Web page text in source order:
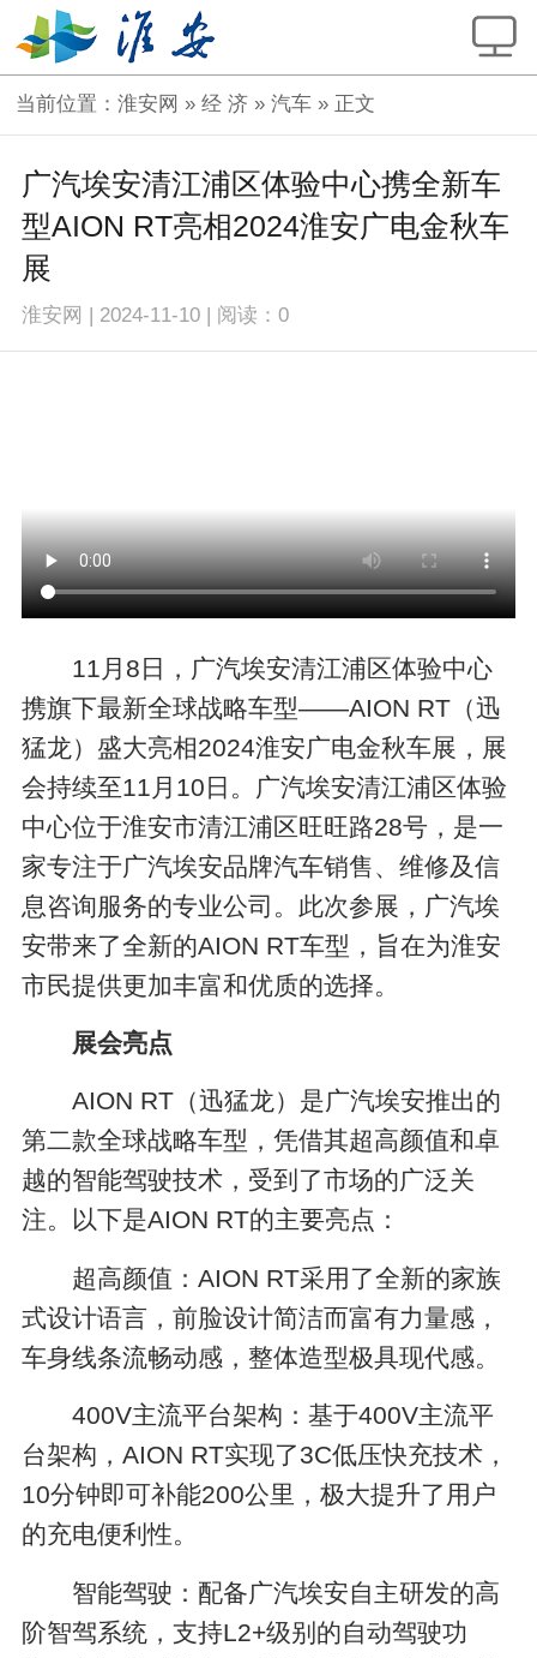
当前位置：淮安网 »经 济 »汽车 » 正文
广汽埃安清江浦区体验中心携全新车
型AION RT亮相2024淮安广电金秋车
展
淮安网 | 2024-11-10 | 阅读：0
11月8日，广汽埃安清江浦区体验中心
携旗下最新全球战略车型——AION RT（迅
猛龙）盛大亮相2024淮安广电金秋车展，展
会持续至11月10日。广汽埃安清江浦区体验
中心位于淮安市清江浦区旺旺路28号，是一
家专注于广汽埃安品牌汽车销售、维修及信
息咨询服务的专业公司。此次参展，广汽埃
安带来了全新的AION RT车型，旨在为淮安
市民提供更加丰富和优质的选择。
展会亮点
AION RT（迅猛龙）是广汽埃安推出的
第二款全球战略车型，凭借其超高颜值和卓
越的智能驾驶技术，受到了市场的广泛关
注。以下是AION RT的主要亮点：
超高颜值：AION RT采用了全新的家族
式设计语言，前脸设计简洁而富有力量感，
车身线条流畅动感，整体造型极具现代感。
400V主流平台架构：基于400V主流平
台架构，AION RT实现了3C低压快充技术，
10分钟即可补能200公里，极大提升了用户
的充电便利性。
智能驾驶：配备广汽埃安自主研发的高
阶智驾系统，支持L2+级别的自动驾驶功